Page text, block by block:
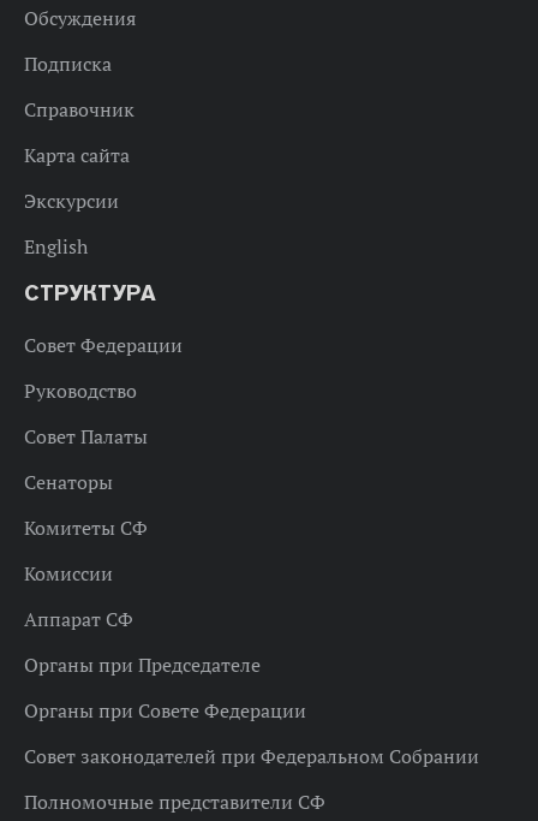
Обсуждения
Подписка
Справочник
Карта сайта
Экскурсии
English
СТРУКТУРА
Совет Федерации
Руководство
Совет Палаты
Сенаторы
Комитеты СФ
Комиссии
Аппарат СФ
Органы при Председателе
Органы при Совете Федерации
Совет законодателей при Федеральном Собрании
Полномочные представители СФ